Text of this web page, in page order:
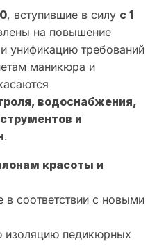
, вступившие в силу с 1
на повышение
унификацию требований
маникюра и
водоснабжения,
и
.
красоты и
соответствии с новыми
изоляцию педикюрных